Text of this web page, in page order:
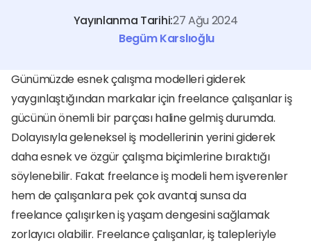
Yayınlanma Tarihi:27 Ağu 2024
Begüm Karslıoğlu
Günümüzde esnek çalışma modelleri giderek
yaygınlaştığından markalar için freelance çalışanlar iş
gücünün önemli bir parçası haline gelmiş durumda.
Dolayısıyla geleneksel iş modellerinin yerini giderek
daha esnek ve özgür çalışma biçimlerine bıraktığı
söylenebilir. Fakat freelance iş modeli hem işverenler
hem de çalışanlara pek çok avantaj sunsa da
freelance çalışırken iş yaşam dengesini sağlamak
zorlayıcı olabilir. Freelance çalışanlar, iş talepleriyle